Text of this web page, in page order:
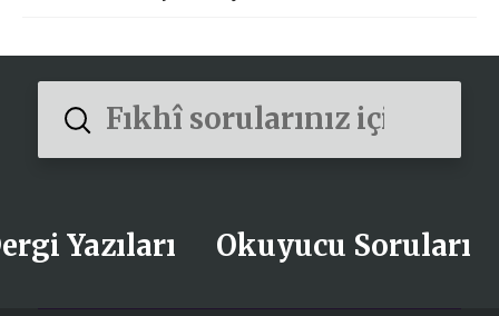
Search
Submit
Yazıları Okuyucu Soruları